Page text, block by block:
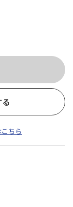
ちら